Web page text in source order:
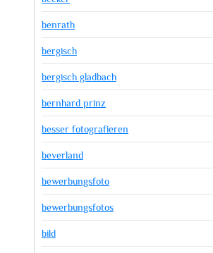
benrath
bergisch
bergisch gladbach
bernhard prinz
besser fotografieren
beverland
bewerbungsfoto
bewerbungsfotos
bild